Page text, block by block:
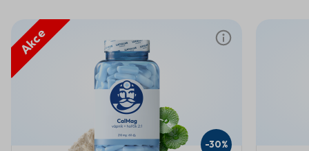
Akce
-30%